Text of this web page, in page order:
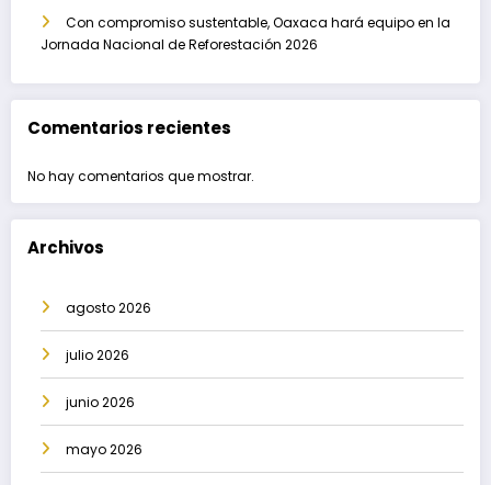
Con compromiso sustentable, Oaxaca hará equipo en la
Jornada Nacional de Reforestación 2026
Comentarios recientes
No hay comentarios que mostrar.
Archivos
agosto 2026
julio 2026
junio 2026
mayo 2026